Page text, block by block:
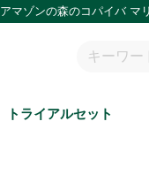
アマゾンの森のコパイバ マ
トライアルセット